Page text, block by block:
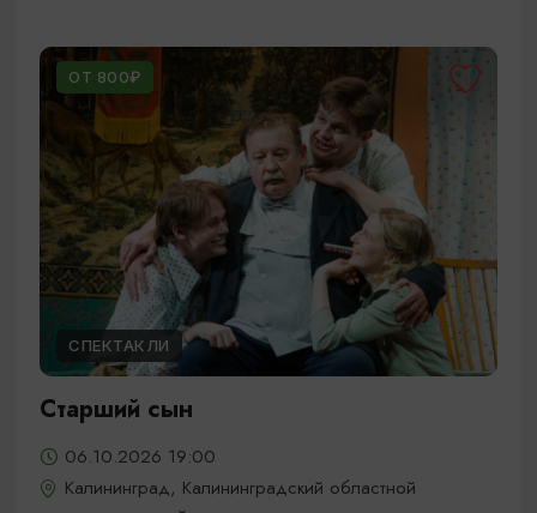
ОТ 800₽
СПЕКТАКЛИ
Старший сын
06.10.2026 19:00
Калининград, Калининградский областной